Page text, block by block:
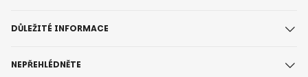
DŮLEŽITÉ INFORMACE
NEPŘEHLÉDNĚTE